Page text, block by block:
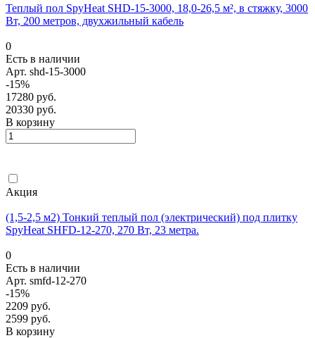
Теплый пол SpyHeat SHD-15-3000, 18,0-26,5 м², в стяжку, 3000
Вт, 200 метров, двухжильный кабель
0
Есть в наличии
Арт. shd-15-3000
-15%
17280 руб.
20330 руб.
В корзину
Акция
(1,5-2,5 м2) Тонкий теплый пол (электрический) под плитку
SpyHeat SHFD-12-270, 270 Вт, 23 метра.
0
Есть в наличии
Арт. smfd-12-270
-15%
2209 руб.
2599 руб.
В корзину